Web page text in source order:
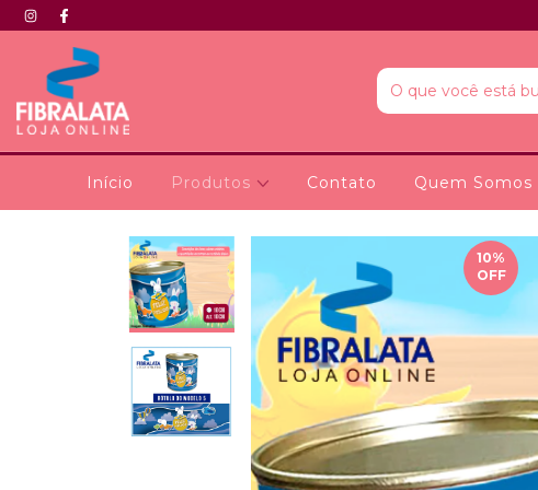
Início Produtos Contato Quem Somos
10%
OFF